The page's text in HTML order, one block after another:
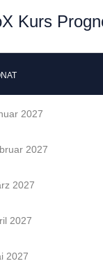
Kurs
2027
2027
2027
2027
2027